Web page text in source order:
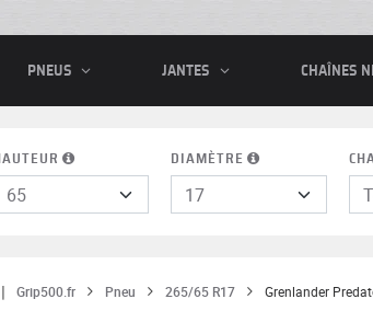
PNEUS JANTES CHAÎNES
DIAMÈTRE
Grip500.fr Pneu 265/65 R17 Grenlander